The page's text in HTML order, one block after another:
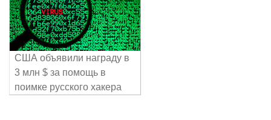
США объявили награду в
3 млн $ за помощь в
поимке русского хакера